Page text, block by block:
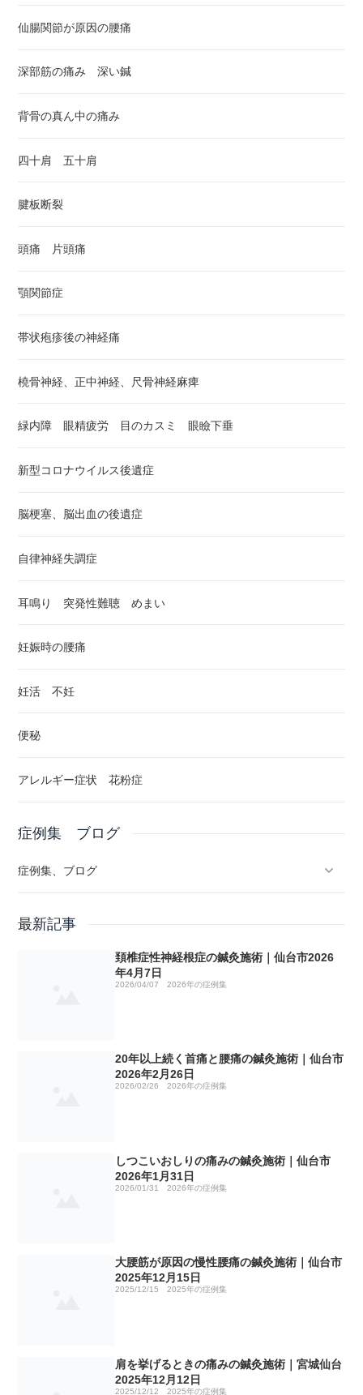
仙腸関節が原因の腰痛
深部筋の痛み 深い鍼
背骨の真ん中の痛み
四十肩 五十肩
腱板断裂
頭痛 片頭痛
顎関節症
帯状疱疹後の神経痛
橈骨神経、正中神経、尺骨神経麻痺
緑内障 眼精疲労 目のカスミ 眼瞼下垂
新型コロナウイルス後遺症
脳梗塞、脳出血の後遺症
自律神経失調症
耳鳴り 突発性難聴 めまい
妊娠時の腰痛
妊活 不妊
便秘
アレルギー症状 花粉症
症例集 ブログ
症例集、ブログ
ブログ
No1 山菜取り
No4 ゴリゴリ揉んで効きますか！？
No6 治療費が高い治療院が増えている理由
No8 治療院の移転は中止となりました。
No10 グーグルマップやエキテンの口コミ
仙骨部（骨盤部）の痛みの鍼灸施術｜仙台市2025年2月18
頸椎ヘルニアのしびれ、痛みの鍼灸施術｜仙台市2025年2
五十肩の鍼灸施術｜仙台市2025年3月17日
股関節痛の鍼灸施術｜仙台市2025年4月21日
坐骨神経痛の鍼灸施術｜仙台市2024年2月20日
ゴリゴリいう膝の痛み 2024年3月17日
緑内障 2024年3月24日
難聴の方の改善報告 2024年4月17日
当院の症例集 2023年
ふくらはぎ痛 2023年1月23日
背部の痛み、打撲 2023年3月11日
ぎっくり腰 2023年3月28日
五十肩のその後 ２０２２年２月２日
坐骨神経痛 ２０２２年５月２４日
耳鳴りと不眠 ２０２２年７月１４日
当院の症例集 2021年
ぎっくり腰の症例
鼻のつまりの症例
ぎっくり腰の症例
当院の症例集 2019年
肩こり 首こりの症例
最新記事
頚椎症性神経根症の鍼灸施術｜仙台市2026
年4月7日
2026/04/07 2026年の症例集
20年以上続く首痛と腰痛の鍼灸施術｜仙台市
2026年2月26日
2026/02/26 2026年の症例集
しつこいおしりの痛みの鍼灸施術｜仙台市
2026年1月31日
2026/01/31 2026年の症例集
大腰筋が原因の慢性腰痛の鍼灸施術｜仙台市
2025年12月15日
2025/12/15 2025年の症例集
肩を挙げるときの痛みの鍼灸施術｜宮城仙台
2025年12月12日
2025/12/12 2025年の症例集